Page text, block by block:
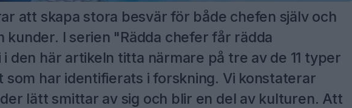
att skapa stora besvär för både chefen själv och
I serien "Rädda chefer får rädda
den här artikeln titta närmare på tre av de 11 typer
som har identifierats i forskning. Vi konstaterar
lätt smittar av sig och blir en del av kulturen. Att